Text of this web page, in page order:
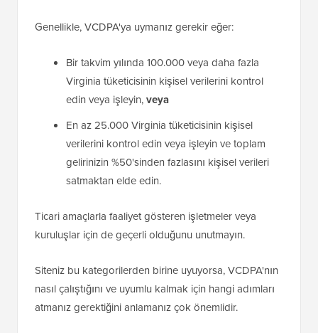
Genellikle, VCDPA'ya uymanız gerekir eğer:
Bir takvim yılında 100.000 veya daha fazla
Virginia tüketicisinin kişisel verilerini kontrol
edin veya işleyin,veya
En az 25.000 Virginia tüketicisinin kişisel
verilerini kontrol edin veya işleyin ve toplam
gelirinizin %50'sinden fazlasını kişisel verileri
satmaktan elde edin.
Ticari amaçlarla faaliyet gösteren işletmeler veya
kuruluşlar için de geçerli olduğunu unutmayın.
Siteniz bu kategorilerden birine uyuyorsa, VCDPA'nın
nasıl çalıştığını ve uyumlu kalmak için hangi adımları
atmanız gerektiğini anlamanız çok önemlidir.